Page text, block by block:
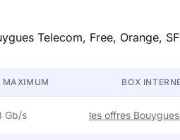
Telecom, Free, Orange,
MAXIMUM BOX
Gb/s les offres